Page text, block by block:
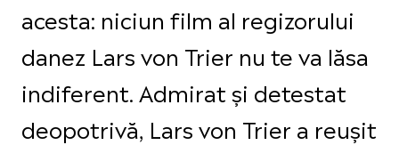
acesta: niciun film al regizorului
danez Lars von Trier nu te va lăsa
indiferent. Admirat și detestat
deopotrivă, Lars von Trier a reușit